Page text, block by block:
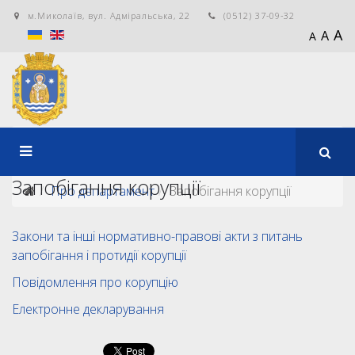
м.Миколаїв, вул. Адміральська, 22 (0512) 37-09-32
A A A
Про департамент Запобігання корупції
Запобігання корупції
Закони та інші нормативно-правові акти з питань
запобігання і протидії корупції
Повідомлення про корупцію
Електронне декларування